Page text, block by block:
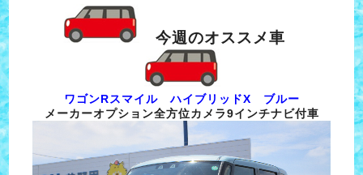
今週のオススメ車
ワゴンRスマイル ハイブリッドX ブルー
メーカーオプション全方位カメラ9インチナビ付車